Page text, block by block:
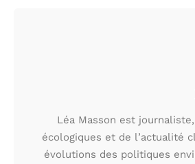
Léa Masson est
écologiques et de l’actualité
évolutions des politiques